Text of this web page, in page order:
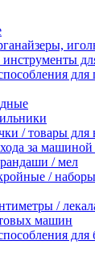
/ товары для
за машиной
/ мел
/
/
машин